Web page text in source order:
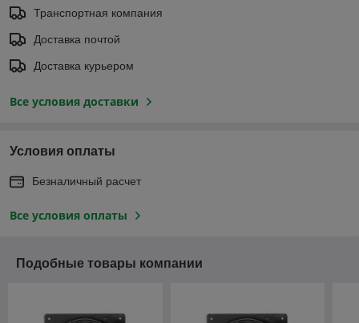
Транспортная компания
Доставка почтой
Доставка курьером
Все условия доставки
Условия оплаты
Безналичный расчет
Все условия оплаты
Подобные товары компании